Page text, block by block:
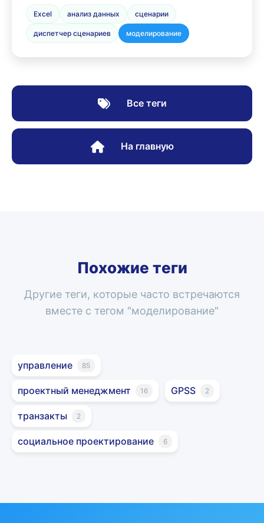
Excel анализ данных сценарии
диспетчер сценариев моделирование
Все теги
На главную
Похожие теги
Другие теги, которые часто встречаются
вместе с тегом "моделирование"
управление 85
проектный менеджмент 16 GPSS 2
транзакты 2
социальное проектирование 6